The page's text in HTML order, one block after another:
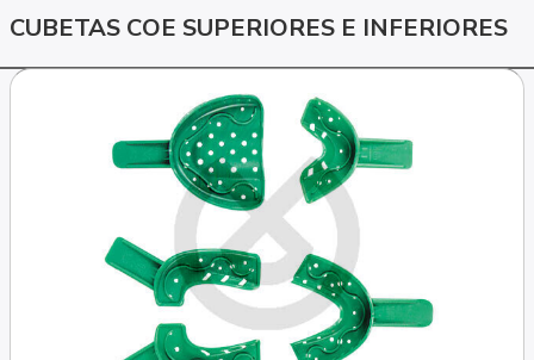
CUBETAS COE SUPERIORES E INFERIORES